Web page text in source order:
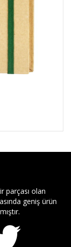
parçası olan
geniş ürün